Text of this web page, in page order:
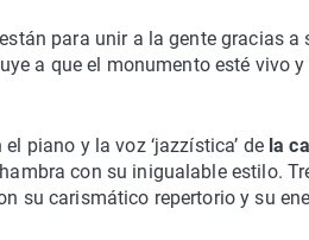
para unir a la gente gracias a
a que el monumento esté vivo
piano y la voz ‘jazzística’ de la
con su inigualable estilo.
su carismático repertorio y su